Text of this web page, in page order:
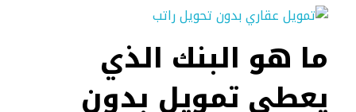
ما هو البنك الذي
يعطي تمويل بدون